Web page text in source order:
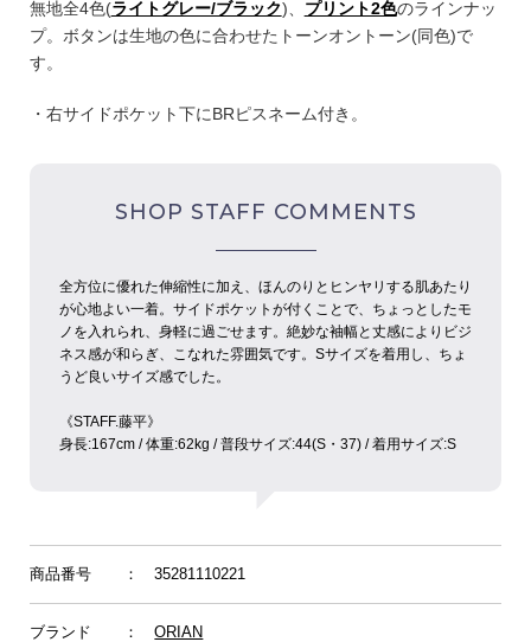
無地全4色(ライトグレー/ブラック)、 プリント2色のラインナッ
プ。ボタンは生地の色に合わせたトーンオントーン(同色)で
す。
・右サイドポケット下にBRピスネーム付き。
SHOP STAFF COMMENTS
全方位に優れた伸縮性に加え、ほんのりとヒンヤリする肌あたり
が心地よい一着。サイドポケットが付くことで、ちょっとしたモ
ノを入れられ、身軽に過ごせます。絶妙な袖幅と丈感によりビジ
ネス感が和らぎ、こなれた雰囲気です。Sサイズを着用し、ちょ
うど良いサイズ感でした。
《STAFF.︎︎藤平》
身長:︎︎167cm / 体重:62kg / 普段サイズ:︎︎44(S・37) / 着用サイズ:︎︎S
商品番号 ： 35281110221
ブランド ：ORIAN